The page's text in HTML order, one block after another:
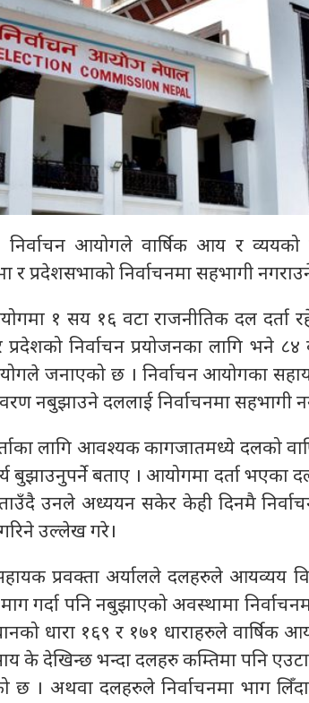
निर्वाचन आयोगले वार्षिक आय र व्ययको
र प्रदेशसभाको निर्वाचनमा सहभागी
१ सय १६ वटा राजनीतिक दल
निर्वाचन प्रयोजनका लागि भने ८४
जनाएको छ । निर्वाचन आयोगका
नबुझाउने दललाई निर्वाचनमा सहभागी
लागि आवश्यक कागजातमध्ये दलको
बुझाउनुपर्ने बताए । आयोगमा दर्ता
उनले अध्ययन सकेर केही दिनमै
उल्लेख गरे।
प्रवक्ता अर्यालले दलहरुले आयव्यय
गर्दा पनि नबुझाएको अवस्थामा
धारा १६९ र १७१ धाराहरुले
के देखिन्छ भन्दा दलहरु कम्तिमा पनि
छ । अथवा दलहरुले निर्वाचनमा भाग